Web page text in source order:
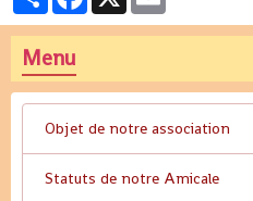
Menu
Objet de notre association
Statuts de notre Amicale